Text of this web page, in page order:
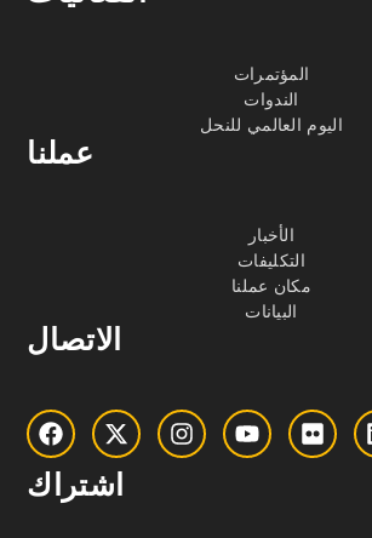
المؤتمرات
الندوات
اليوم العالمي للنحل
عملنا
الأخبار
التكليفات
مكان عملنا
البيانات
الاتصال
اشتراك